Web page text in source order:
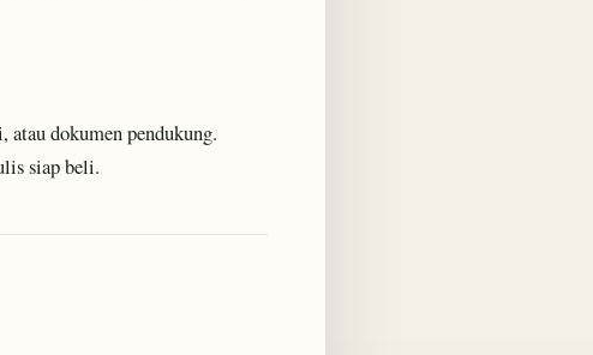
dokumen pendukung.
siap beli.